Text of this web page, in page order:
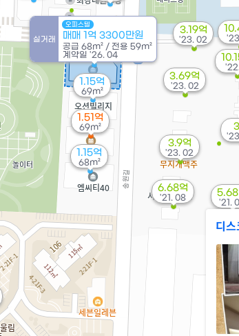
1.15억
69m²
실거래
오피스텔
매매 1억 3300만원
공급 68m² / 전용 59m²
계약일 '26. 04
1.15억
68m²
1.51억
69m²
3.69억
'23. 02
3.9억
'23. 02
3.19억
'23. 02
'22.
5.68
'21.
6.68억
'21. 08
디